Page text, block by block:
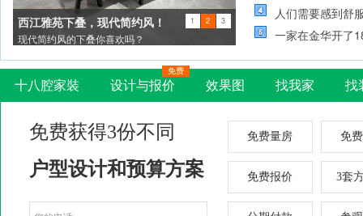
西江雅苑下叠，现代简约风！
现代简约风的下叠你喜欢吗？
1 2 3
人们需要感到舒
一家在金华开了
十八腔家裝 设计与报价
免费
效果图 找我家 找